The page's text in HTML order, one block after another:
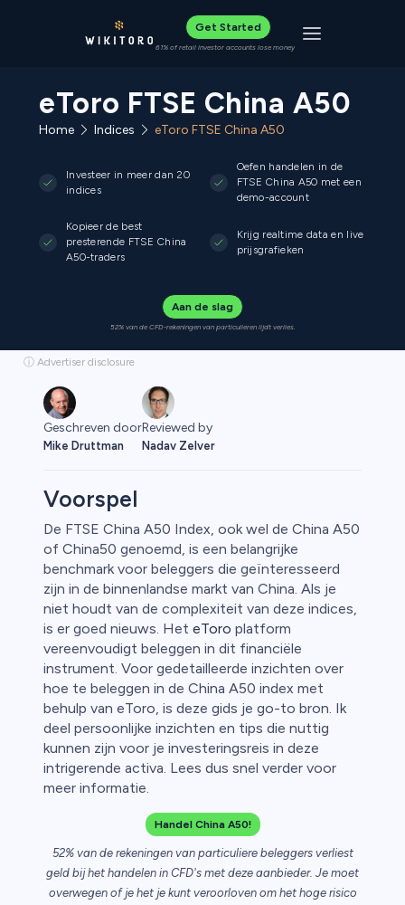
Get Started
61% of retail investor accounts lose money Toggle
eToro FTSE China A50
Home Indices eToro FTSE China A50
Investeer in meer dan 20
indices
Oefen handelen in de
FTSE China A50 met een
demo-account
Kopieer de best
presterende FTSE China
A50-traders
Krijg realtime data en live
prijsgrafieken
Aan de slag
52% van de CFD-rekeningen van particulieren lijdt verlies.
ⓘ Advertiser disclosure
Geschreven door
Mike Druttman
Reviewed by
Nadav Zelver
Voorspel
De FTSE China A50 Index, ook wel de China A50
of China50 genoemd, is een belangrijke
benchmark voor beleggers die geïnteresseerd
zijn in de binnenlandse markt van China. Als je
niet houdt van de complexiteit van deze indices,
is er goed nieuws. Het eToro platform
vereenvoudigt beleggen in dit financiële
instrument. Voor gedetailleerde inzichten over
hoe te beleggen in de China A50 index met
behulp van eToro, is deze gids je go-to bron. Ik
deel persoonlijke inzichten en tips die nuttig
kunnen zijn voor je investeringsreis in deze
intrigerende activa. Lees dus snel verder voor
meer informatie.
Handel China A50!
52% van de rekeningen van particuliere beleggers verliest
geld bij het handelen in CFD's met deze aanbieder. Je moet
overwegen of je het je kunt veroorloven om het hoge risico